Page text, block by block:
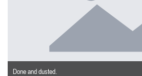
Done and dusted.